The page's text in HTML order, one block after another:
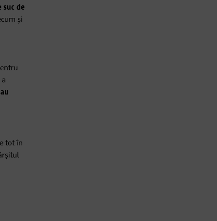
suc de
și
a
tot în